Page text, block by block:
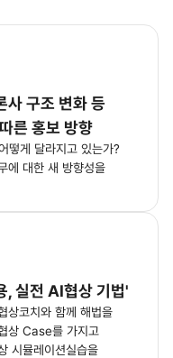
사 구조 변화 등
른 홍보 방향
떻게 달라지고 있는가?
에 대한 새 방향성을
, 실전 AI협상 기법'
상코치와 함께 해법을
상 Case를 가지고
시뮬레이션실습을